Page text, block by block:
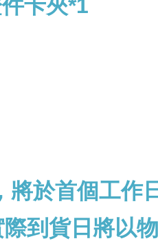
卡夾*1
於首個工作
到貨日將以